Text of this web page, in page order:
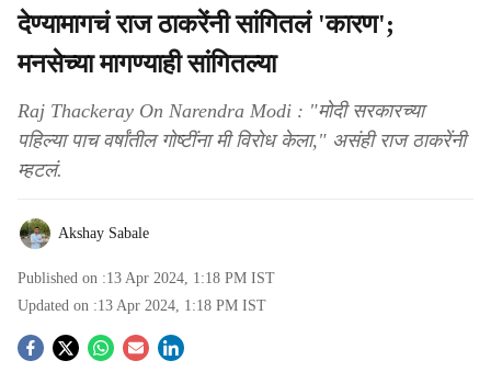
देण्यामागचं राज ठाकरेंनी सांगितलं 'कारण';
मनसेच्या मागण्याही सांगितल्या
Raj Thackeray On Narendra Modi : "मोदी सरकारच्या
पहिल्या पाच वर्षांतील गोष्टींना मी विरोध केला," असंही राज ठाकरेंनी
म्हटलं.
Akshay Sabale
Published on :13 Apr 2024, 1:18 PM IST
Updated on :13 Apr 2024, 1:18 PM IST
S